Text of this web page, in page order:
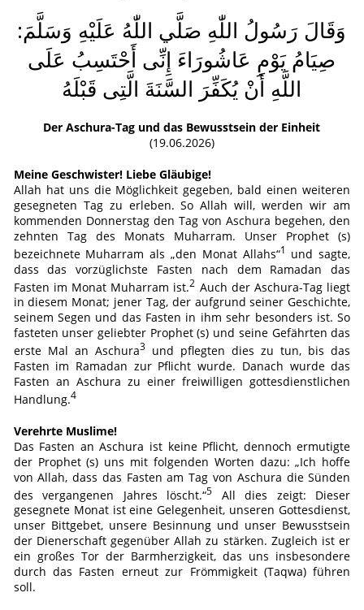
:وَقَالَ رَسُولُ اللّٰهِ صَلَّي اللّٰهُ عَلَيْهِ وَسَلَّمَ
صِيَامُ يَوْمِ عَاشُورَاءَ إِنِّى أَحْتَسِبُ عَلَى
اللَّهِ أَنْ يُكَفِّرَ السَّنَةَ الَّتِى قَبْلَهُ
Der Aschura-Tag und das Bewusstsein der Einheit
(19.06.2026)
Meine Geschwister! Liebe Gläubige!
Allah hat uns die Möglichkeit gegeben, bald einen weiteren
gesegneten Tag zu erleben. So Allah will, werden wir am
kommenden Donnerstag den Tag von Aschura begehen, den
zehnten Tag des Monats Muharram. Unser Prophet (s)
bezeichnete Muharram als „den Monat Allahs“1 und sagte,
dass das vorzüglichste Fasten nach dem Ramadan das
Fasten im Monat Muharram ist.2 Auch der Aschura-Tag liegt
in diesem Monat; jener Tag, der aufgrund seiner Geschichte,
seinem Segen und das Fasten in ihm sehr besonders ist. So
fasteten unser geliebter Prophet (s) und seine Gefährten das
erste Mal an Aschura3und pflegten dies zu tun, bis das
Fasten im Ramadan zur Pflicht wurde. Danach wurde das
Fasten an Aschura zu einer freiwilligen gottesdienstlichen
Handlung.4
Verehrte Muslime!
Das Fasten an Aschura ist keine Pflicht, dennoch ermutigte
der Prophet (s) uns mit folgenden Worten dazu: „Ich hoffe
von Allah, dass das Fasten am Tag von Aschura die Sünden
des vergangenen Jahres löscht.“5
All dies zeigt: Dieser
gesegnete Monat ist eine Gelegenheit, unseren Gottesdienst,
unser Bittgebet, unsere Besinnung und unser Bewusstsein
der Dienerschaft gegenüber Allah zu stärken. Zugleich ist er
ein großes Tor der Barmherzigkeit, das uns insbesondere
durch das Fasten erneut zur Frömmigkeit (Taqwa) führen
soll.